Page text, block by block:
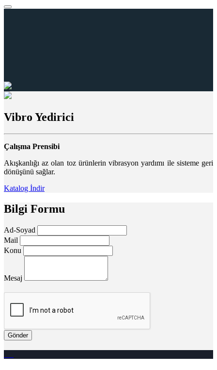
Vibro Yedirici
Çalışma Prensibi
Akışkanlığı az olan toz ürünlerin vibrasyon yardımı ile sisteme geri
dönüşünü sağlar.
Katalog İndir
Bilgi Formu
Ad-Soyad
Mail
Konu
Mesaj
Gönder